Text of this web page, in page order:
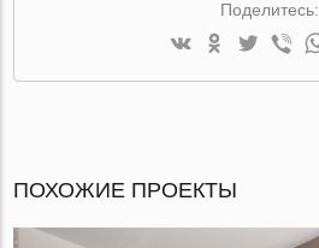
Поделитесь:
ПОХОЖИЕ ПРОЕКТЫ